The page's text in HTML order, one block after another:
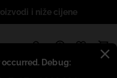
Debug:
i niže cijene